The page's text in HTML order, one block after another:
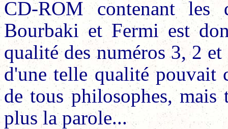
CD-ROM contenant les
Bourbaki et Fermi est
qualité des numéros 3, 2
d'une telle qualité pouvait
de tous philosophes,
plus la parole...